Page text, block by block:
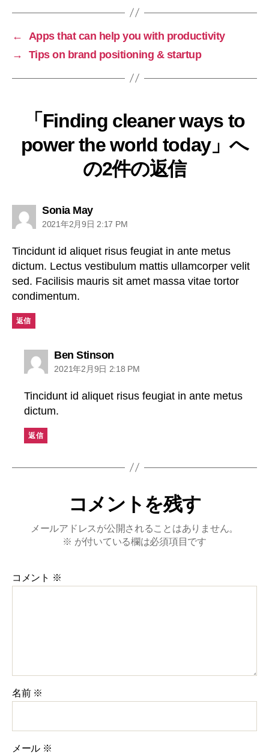
←
Apps that can help you with productivity
→
Tips on brand positioning & startup
「Finding cleaner ways to
power the world today」へ
の2件の返信
Sonia May
2021年2月9日 2:17 PM
Tincidunt id aliquet risus feugiat in ante metus
dictum. Lectus vestibulum mattis ullamcorper velit
sed. Facilisis mauris sit amet massa vitae tortor
condimentum.
返信
Ben Stinson
2021年2月9日 2:18 PM
Tincidunt id aliquet risus feugiat in ante metus
dictum.
返信
コメントを残す
メールアドレスが公開されることはありません。
※ が付いている欄は必須項目です
コメント ※
名前 ※
メール ※